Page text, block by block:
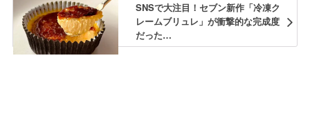
SNSで大注目！セブン新作「冷凍ク
レームブリュレ」が衝撃的な完成度
だった…